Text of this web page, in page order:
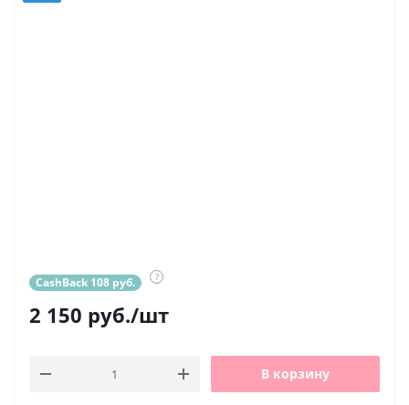
CashBack 108 руб. ?
2 150 руб./шт
В корзину